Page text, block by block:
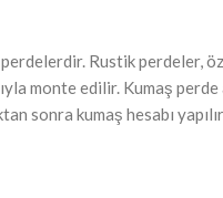
Rustik perdeler,
monte edilir. Kumaş
kumaş hesabı